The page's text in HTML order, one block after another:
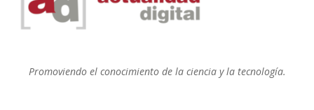
Promoviendo el conocimiento de la ciencia y la tecnología.